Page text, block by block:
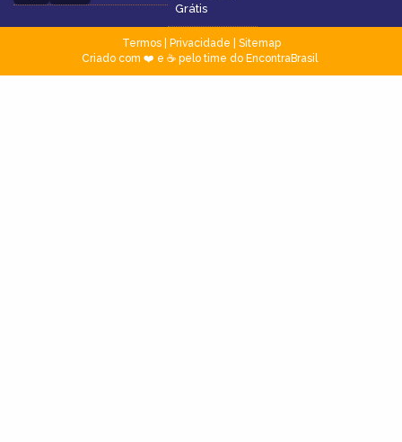
Grátis
Termos| Privacidade
Sitemap
Criado com ❤️ e ☕ pelo time do EncontraBrasil